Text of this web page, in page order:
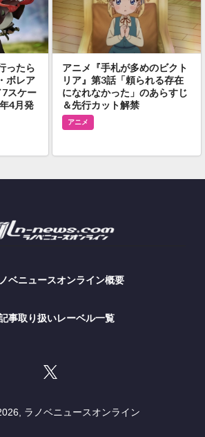
ったら
ボレア
スケー
4月発
アニメ『手札が多めのビクト
リア』第3話「頼られる存在
になれなかった」のあらすじ
＆先行カット解禁
アニメ
ベニュースオンライン概要
事取り扱いレーベル一覧
ラノベニュースオンライン